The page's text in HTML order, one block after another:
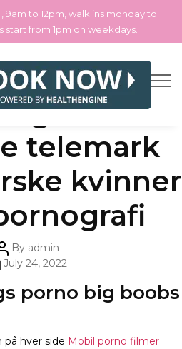
9am to 12pm, walk ins monday to
from 1pm on weekdays.
Categories
escorte
telemark
kvinner
By admin
July 24, 2022
porno big boobs
på hver side Mobil porno filmer